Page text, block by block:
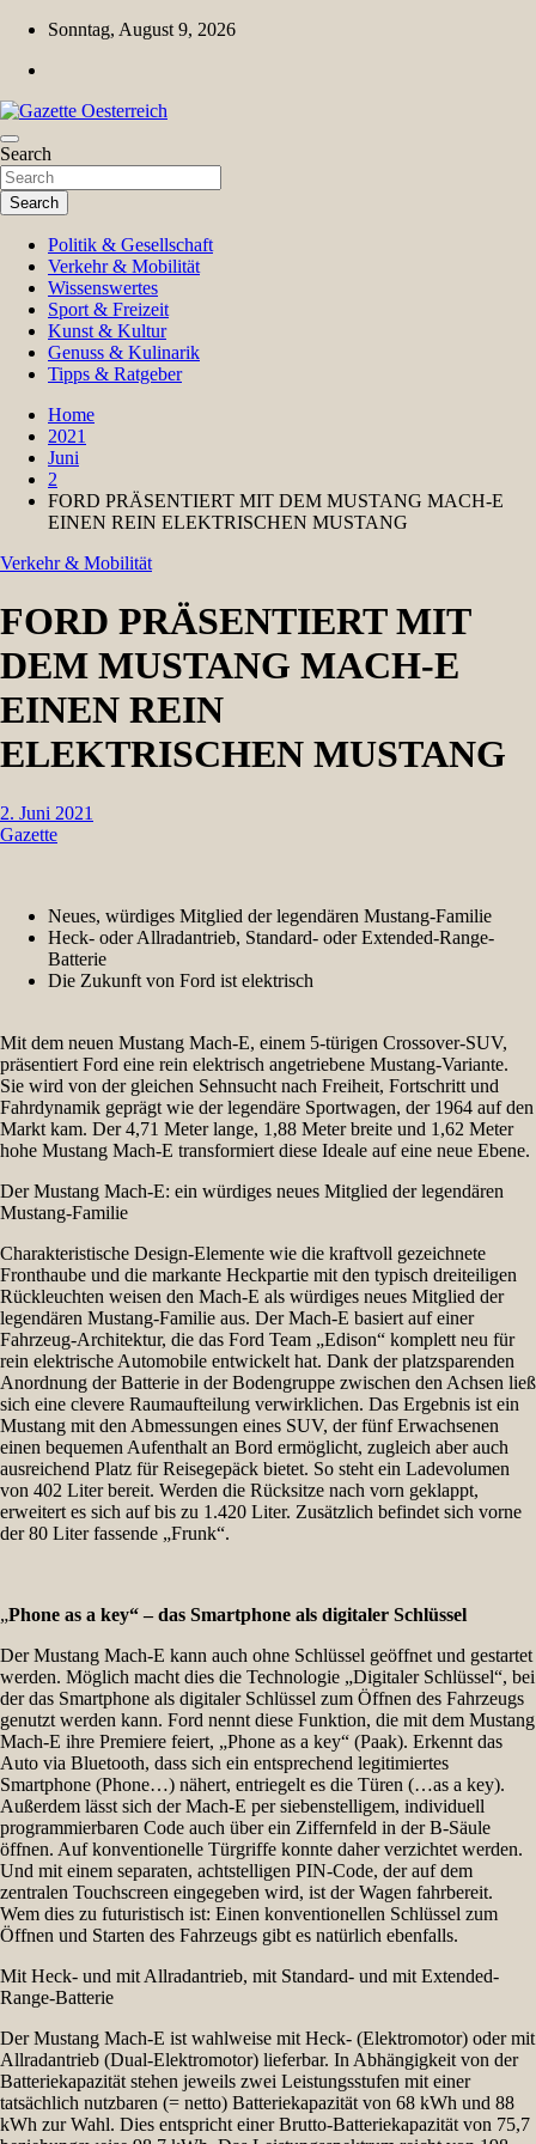
Skip
content
Sonntag, August 9, 2026
Gazette Oesterreich
Magazin für Freizeit, Politik, Kultur & Wissenschaft
Search
Search
Politik & Gesellschaft
Verkehr & Mobilität
Wissenswertes
Sport & Freizeit
Kunst & Kultur
Genuss & Kulinarik
Tipps & Ratgeber
Home
2021
Juni
2
FORD PRÄSENTIERT MIT DEM MUSTANG MACH-E
EINEN REIN ELEKTRISCHEN MUSTANG
Verkehr & Mobilität
FORD PRÄSENTIERT MIT
DEM MUSTANG MACH-E
EINEN REIN
ELEKTRISCHEN MUSTANG
2. Juni 2021
Gazette
Neues, würdiges Mitglied der legendären Mustang-Familie
Heck- oder Allradantrieb, Standard- oder Extended-Range-
Batterie
Die Zukunft von Ford ist elektrisch
Mit dem neuen Mustang Mach-E, einem 5-türigen Crossover-SUV,
präsentiert Ford eine rein elektrisch angetriebene Mustang-Variante.
Sie wird von der gleichen Sehnsucht nach Freiheit, Fortschritt und
Fahrdynamik geprägt wie der legendäre Sportwagen, der 1964 auf den
Markt kam. Der 4,71 Meter lange, 1,88 Meter breite und 1,62 Meter
hohe Mustang Mach-E transformiert diese Ideale auf eine neue Ebene.
Der Mustang Mach-E: ein würdiges neues Mitglied der legendären
Mustang-Familie
Charakteristische Design-Elemente wie die kraftvoll gezeichnete
Fronthaube und die markante Heckpartie mit den typisch dreiteiligen
Rückleuchten weisen den Mach-E als würdiges neues Mitglied der
legendären Mustang-Familie aus. Der Mach-E basiert auf einer
Fahrzeug-Architektur, die das Ford Team „Edison“ komplett neu für
rein elektrische Automobile entwickelt hat. Dank der platzsparenden
Anordnung der Batterie in der Bodengruppe zwischen den Achsen ließ
sich eine clevere Raumaufteilung verwirklichen. Das Ergebnis ist ein
Mustang mit den Abmessungen eines SUV, der fünf Erwachsenen
einen bequemen Aufenthalt an Bord ermöglicht, zugleich aber auch
ausreichend Platz für Reisegepäck bietet. So steht ein Ladevolumen
von 402 Liter bereit. Werden die Rücksitze nach vorn geklappt,
erweitert es sich auf bis zu 1.420 Liter. Zusätzlich befindet sich vorne
der 80 Liter fassende „Frunk“.
„Phone as a key“ – das Smartphone als digitaler Schlüssel
Der Mustang Mach-E kann auch ohne Schlüssel geöffnet und gestartet
werden. Möglich macht dies die Technologie „Digitaler Schlüssel“, bei
der das Smartphone als digitaler Schlüssel zum Öffnen des Fahrzeugs
genutzt werden kann. Ford nennt diese Funktion, die mit dem Mustang
Mach-E ihre Premiere feiert, „Phone as a key“ (Paak). Erkennt das
Auto via Bluetooth, dass sich ein entsprechend legitimiertes
Smartphone (Phone…) nähert, entriegelt es die Türen (…as a key).
Außerdem lässt sich der Mach-E per siebenstelligem, individuell
programmierbaren Code auch über ein Ziffernfeld in der B-Säule
öffnen. Auf konventionelle Türgriffe konnte daher verzichtet werden.
Und mit einem separaten, achtstelligen PIN-Code, der auf dem
zentralen Touchscreen eingegeben wird, ist der Wagen fahrbereit.
Wem dies zu futuristisch ist: Einen konventionellen Schlüssel zum
Öffnen und Starten des Fahrzeugs gibt es natürlich ebenfalls.
Mit Heck- und mit Allradantrieb, mit Standard- und mit Extended-
Range-Batterie
Der Mustang Mach-E ist wahlweise mit Heck- (Elektromotor) oder mit
Allradantrieb (Dual-Elektromotor) lieferbar. In Abhängigkeit von der
Batteriekapazität stehen jeweils zwei Leistungsstufen mit einer
tatsächlich nutzbaren (= netto) Batteriekapazität von 68 kWh und 88
kWh zur Wahl. Dies entspricht einer Brutto-Batteriekapazität von 75,7